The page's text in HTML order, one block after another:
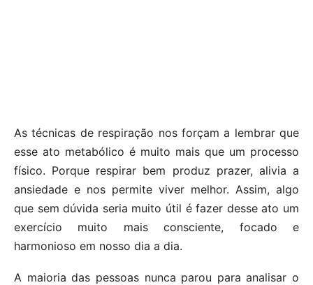
As técnicas de respiração nos forçam a lembrar que
esse ato metabólico é muito mais que um processo
físico. Porque respirar bem produz prazer, alivia a
ansiedade e nos permite viver melhor. Assim, algo
que sem dúvida seria muito útil é fazer desse ato um
exercício muito mais consciente, focado e
harmonioso em nosso dia a dia.
A maioria das pessoas nunca parou para analisar o